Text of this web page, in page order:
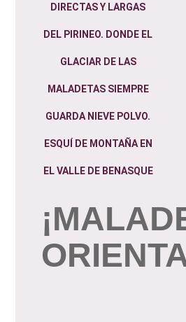
DIRECTAS Y LARGAS
DEL PIRINEO. DONDE EL
GLACIAR DE LAS
MALADETAS SIEMPRE
GUARDA NIEVE POLVO.
ESQUÍ DE MONTAÑA EN
EL VALLE DE BENASQUE